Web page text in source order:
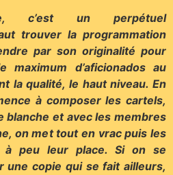
c’est un perpétuel
trouver la programmation
par son originalité pour
d’aficionados au
la qualité, le haut niveau. En
à composer les cartels,
blanche et avec les membres
on met tout en vrac puis les
à peu leur place. Si on se
une copie qui se fait ailleurs,